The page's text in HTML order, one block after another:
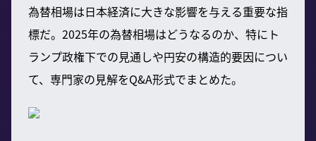
為替相場は日本経済に大きな影響を与える重要な指
標だ。2025年の為替相場はどうなるのか、特にト
ランプ政権下での見通しや円安の構造的要因につい
て、専門家の見解をQ&A形式でまとめた。